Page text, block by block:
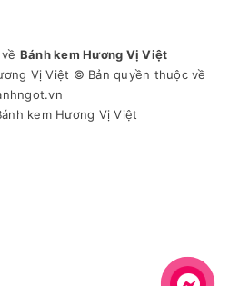
Bánh kem Hương Vị Việt
Vị Việt © Bản quyền thuộc về
kem Hương Vị Việt